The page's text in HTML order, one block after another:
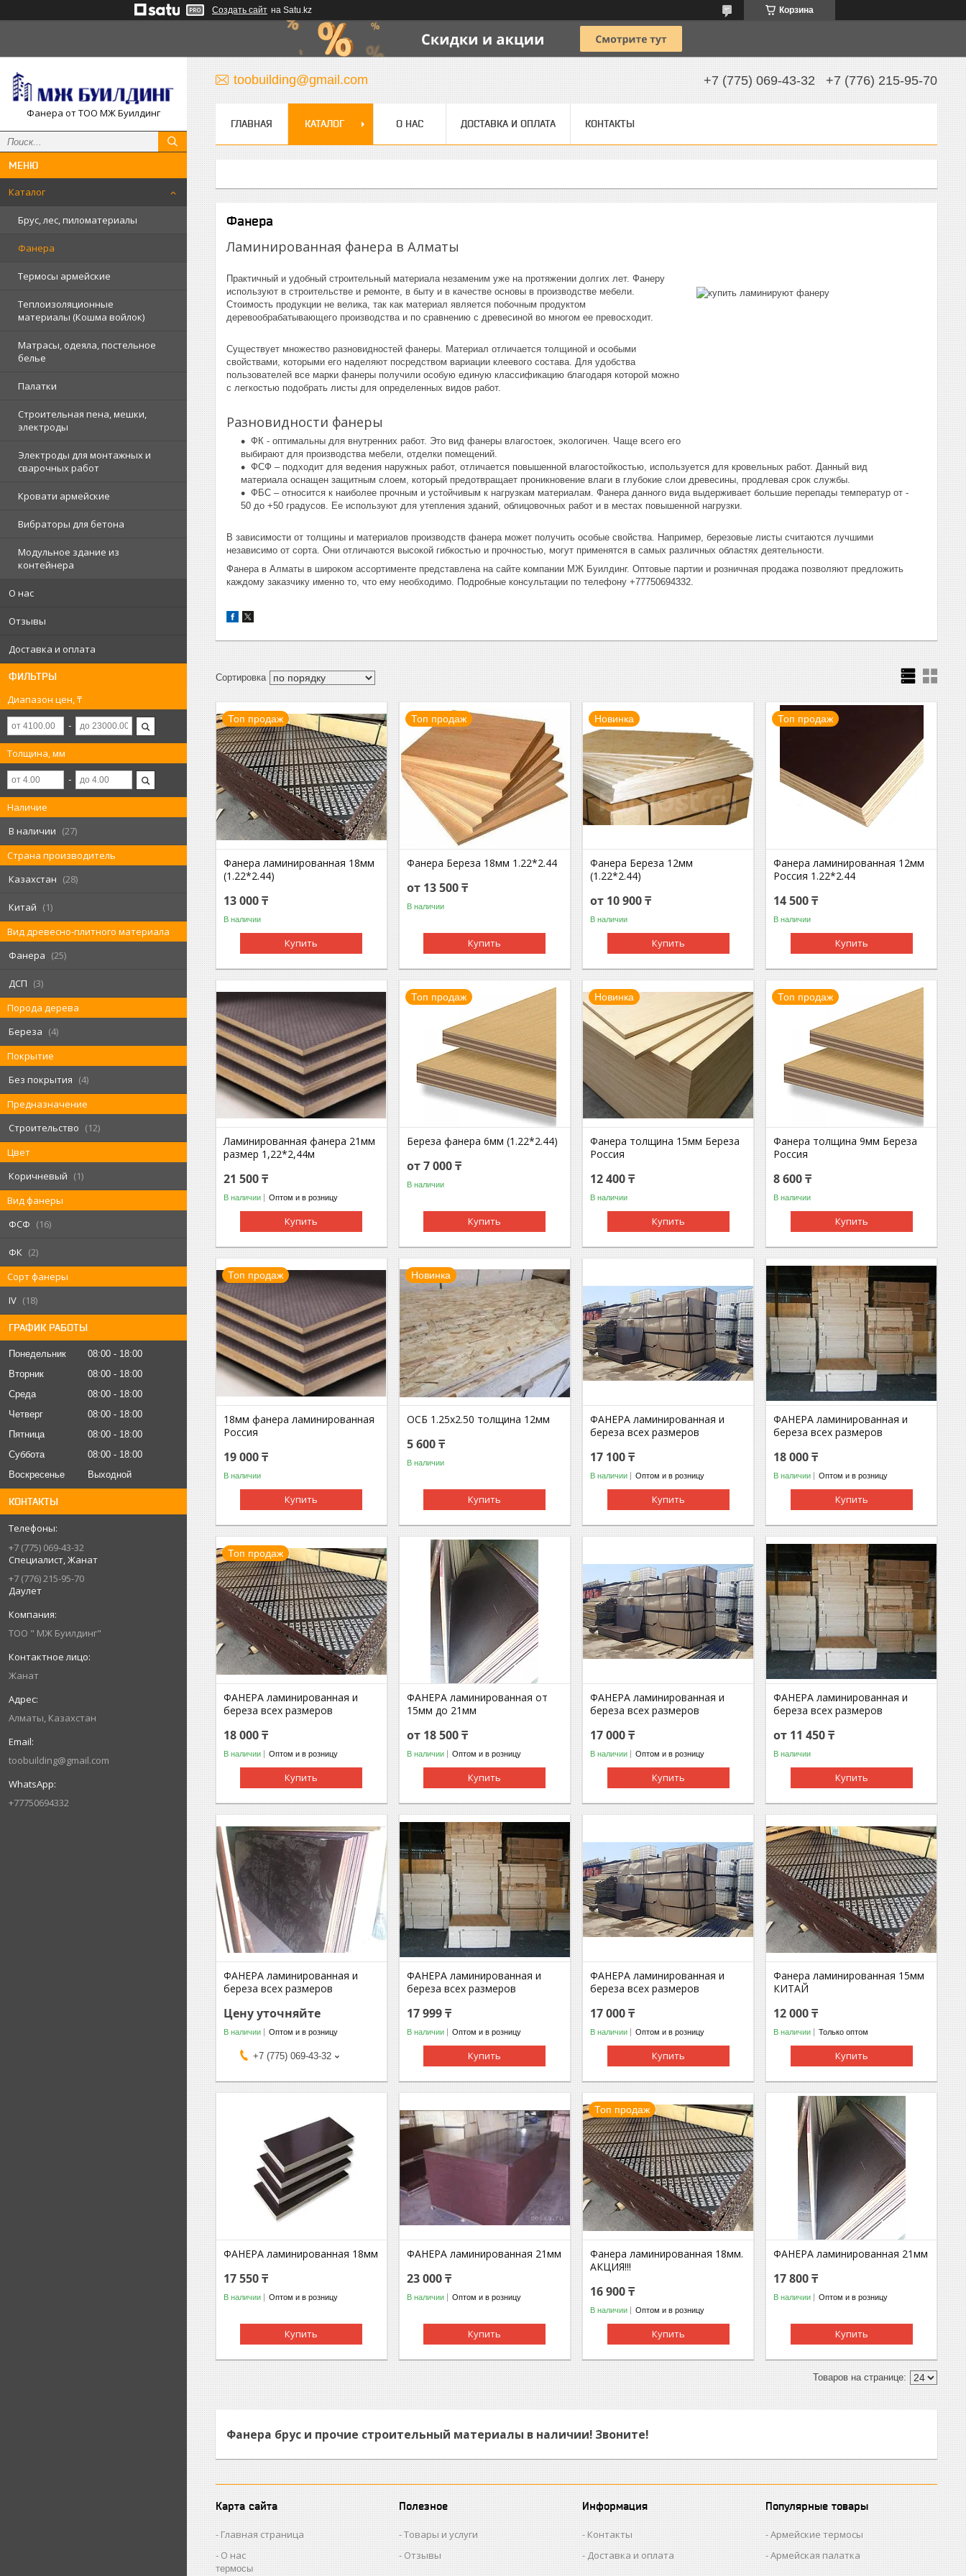
Создать сайт на Satu.kz Корзина
Фанера от ТОО МЖ Буилдинг
Каталог
Брус, лес, пиломатериалы
Фанера
Термосы армейские
Теплоизоляционные
материалы (Кошма войлок)
Матрасы, одеяла, постельное
белье
Палатки
Строительная пена, мешки,
электроды
Электроды для монтажных и
сварочных работ
Кровати армейские
Вибраторы для бетона
Модульное здание из
контейнера
О нас
Отзывы
Доставка и оплата
ФИЛЬТРЫ
Диапазон цен, ₸
Толщина, мм
Наличие
В наличии
27
Страна производитель
Казахстан
28
Китай
1
Вид древесно-плитного материала
Фанера
25
ДСП
3
Порода дерева
Береза
4
Покрытие
Без покрытия
4
Предназначение
Строительство
12
Цвет
Коричневый
1
Вид фанеры
ФСФ
16
ФК
2
Сорт фанеры
IV
18
ГРАФИК РАБОТЫ
Понедельник 08:00
18:00
Вторник
08:00
18:00
Среда
08:00
18:00
Четверг
08:00
18:00
Пятница
08:00
18:00
Суббота
08:00
18:00
Воскресенье
Выходной
КОНТАКТЫ
+7 (775) 069-43-32
Специалист, Жанат
+7 (776) 215-95-70
Даулет
ТОО " МЖ Буилдинг"
Жанат
Алматы, Казахстан
toobuilding@gmail.com
+77750694332
toobuilding@gmail.com +7 (775) 069-43-32 +7 (776) 215-95-70
ГЛАВНАЯ КАТАЛОГ О НАС ДОСТАВКА И ОПЛАТА КОНТАКТЫ
Фанера
Ламинированная фанера в Алматы
Практичный и удобный строительный материала незаменим уже на протяжении долгих лет. Фанеру
используют в строительстве и ремонте, в быту и в качестве основы в производстве мебели.
Стоимость продукции не велика, так как материал является побочным продуктом
деревообрабатывающего производства и по сравнению с древесиной во многом ее превосходит.
Существует множество разновидностей фанеры. Материал отличается толщиной и особыми
свойствами, которыми его наделяют посредством вариации клеевого состава. Для удобства
пользователей все марки фанеры получили особую единую классификацию благодаря которой можно
с легкостью подобрать листы для определенных видов работ.
Разновидности фанеры
ФК - оптимальны для внутренних работ. Это вид фанеры влагостоек, экологичен. Чаще всего его
выбирают для производства мебели, отделки помещений.
ФСФ – подходит для ведения наружных работ, отличается повышенной влагостойкостью, используется для кровельных работ. Данный вид
материала оснащен защитным слоем, который предотвращает проникновение влаги в глубокие слои древесины, продлевая срок службы.
ФБС – относится к наиболее прочным и устойчивым к нагрузкам материалам. Фанера данного вида выдерживает большие перепады температур от -
50 до +50 градусов. Ее используют для утепления зданий, облицовочных работ и в местах повышенной нагрузки.
В зависимости от толщины и материалов производств фанера может получить особые свойства. Например, березовые листы считаются лучшими
независимо от сорта. Они отличаются высокой гибкостью и прочностью, могут применятся в самых различных областях деятельности.
Фанера в Алматы в широком ассортименте представлена на сайте компании МЖ Буилдинг. Оптовые партии и розничная продажа позволяют предложить
каждому заказчику именно то, что ему необходимо. Подробные консультации по телефону +77750694332.
Топ продаж
Фанера ламинированная 18мм
(1.22*2.44)
13 000 ₸
В наличии
Купить
Топ продаж
Фанера Береза 18мм 1.22*2.44
от 13 500 ₸
В наличии
Купить
Новинка
Фанера Береза 12мм
(1.22*2.44)
от 10 900 ₸
В наличии
Купить
Топ продаж
Фанера ламинированная 12мм
Россия 1.22*2.44
14 500 ₸
В наличии
Купить
Ламинированная фанера 21мм
размер 1,22*2,44м
21 500 ₸
В наличии Оптом и в розницу
Купить
Топ продаж
Береза фанера 6мм (1.22*2.44)
от 7 000 ₸
В наличии
Купить
Новинка
Фанера толщина 15мм Береза
Россия
12 400 ₸
В наличии
Купить
Топ продаж
Фанера толщина 9мм Береза
Россия
8 600 ₸
В наличии
Купить
Топ продаж
18мм фанера ламинированная
Россия
19 000 ₸
В наличии
Купить
Новинка
ОСБ 1.25х2.50 толщина 12мм
5 600 ₸
В наличии
Купить
ФАНЕРА ламинированная и
береза всех размеров
17 100 ₸
В наличии Оптом и в розницу
Купить
ФАНЕРА ламинированная и
береза всех размеров
18 000 ₸
В наличии Оптом и в розницу
Купить
Топ продаж
ФАНЕРА ламинированная и
береза всех размеров
18 000 ₸
В наличии Оптом и в розницу
Купить
ФАНЕРА ламинированная от
15мм до 21мм
от 18 500 ₸
В наличии Оптом и в розницу
Купить
ФАНЕРА ламинированная и
береза всех размеров
17 000 ₸
В наличии Оптом и в розницу
Купить
ФАНЕРА ламинированная и
береза всех размеров
от 11 450 ₸
В наличии
Купить
ФАНЕРА ламинированная и
береза всех размеров
Цену уточняйте
В наличии Оптом и в розницу
+7 (775) 069-43-32
ФАНЕРА ламинированная и
береза всех размеров
17 999 ₸
В наличии Оптом и в розницу
Купить
ФАНЕРА ламинированная и
береза всех размеров
17 000 ₸
В наличии Оптом и в розницу
Купить
Фанера ламинированная 15мм
КИТАЙ
12 000 ₸
В наличии Только оптом
Купить
ФАНЕРА ламинированная 18мм
17 550 ₸
В наличии Оптом и в розницу
Купить
ФАНЕРА ламинированная 21мм
23 000 ₸
В наличии Оптом и в розницу
Купить
Топ продаж
Фанера ламинированная 18мм.
АКЦИЯ!!!
16 900 ₸
В наличии Оптом и в розницу
Купить
ФАНЕРА ламинированная 21мм
17 800 ₸
В наличии Оптом и в розницу
Купить
Фанера брус и прочие строительный материалы в наличии! Звоните!
Карта сайта
Главная страница
О нас
Полезное
Товары и услуги
Отзывы
Информация
Контакты
Доставка и оплата
Популярные товары
Армейские термосы
Армейская палатка
термосы